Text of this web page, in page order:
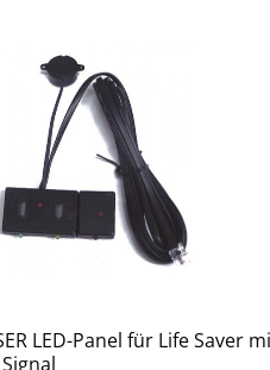
bilden einen
er den Befeuchter ein.
dem
entfernt der
schaltet wieder auf
LED-Panel für Life Saver